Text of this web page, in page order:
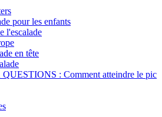
pour les enfants
l'escalade
en tête
: Comment atteindre le pic